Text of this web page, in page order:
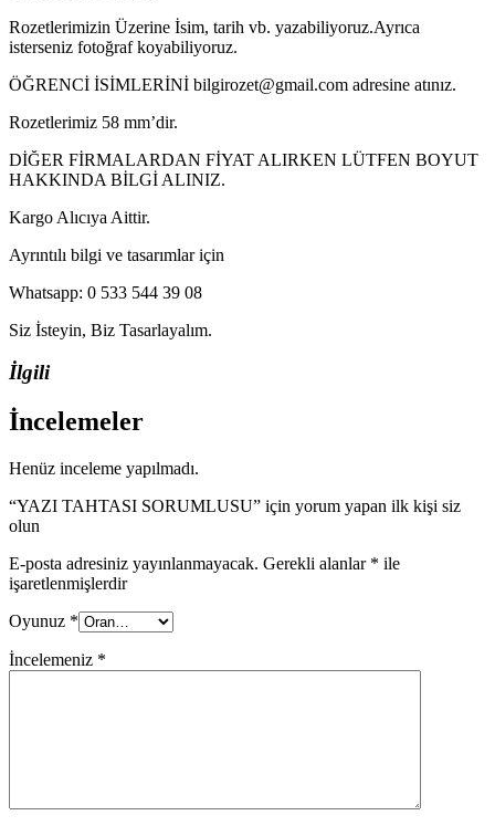
Rozetlerimizin Üzerine İsim, tarih vb. yazabiliyoruz.Ayrıca
isterseniz fotoğraf koyabiliyoruz.
ÖĞRENCİ İSİMLERİNİ bilgirozet@gmail.com adresine atınız.
Rozetlerimiz 58 mm’dir.
DİĞER FİRMALARDAN FİYAT ALIRKEN LÜTFEN BOYUT
HAKKINDA BİLGİ ALINIZ.
Kargo Alıcıya Aittir.
Ayrıntılı bilgi ve tasarımlar için
Whatsapp: 0 533 544 39 08
Siz İsteyin, Biz Tasarlayalım.
İlgili
İncelemeler
Henüz inceleme yapılmadı.
“YAZI TAHTASI SORUMLUSU” için yorum yapan ilk kişi siz
olun
E-posta adresiniz yayınlanmayacak. Gerekli alanlar * ile
işaretlenmişlerdir
Oyunuz *
İncelemeniz *